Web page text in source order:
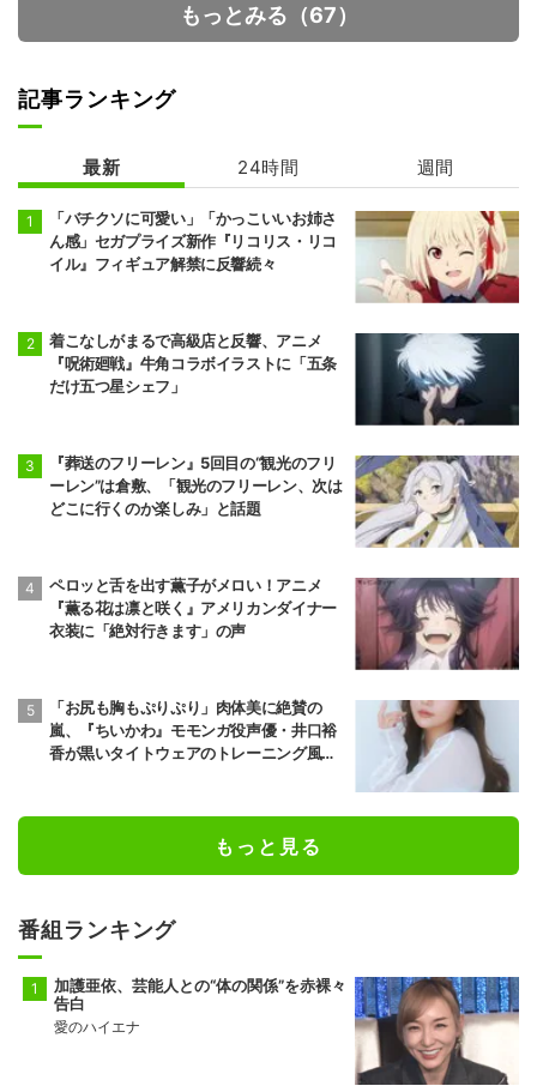
転生したらドラ
ゴンの卵だった
もっとみる（67）
記事ランキング
最新 24時間 週間
「バチクソに可愛い」「かっこいいお姉さ
ん感」セガプライズ新作『リコリス・リコ
イル』フィギュア解禁に反響続々
着こなしがまるで高級店と反響、アニメ
『呪術廻戦』牛角コラボイラストに「五条
だけ五つ星シェフ」
『葬送のフリーレン』5回目の“観光のフリ
ーレン”は倉敷、「観光のフリーレン、次は
どこに行くのか楽しみ」と話題
ペロッと舌を出す薫子がメロい！アニメ
『薫る花は凛と咲く』アメリカンダイナー
衣装に「絶対行きます」の声
「お尻も胸もぷりぷり」肉体美に絶賛の
嵐、『ちいかわ』モモンガ役声優・井口裕
香が黒いタイトウェアのトレーニング風景
もっと見る
番組ランキング
加護亜依、芸能人との“体の関係”を赤裸々
告白
愛のハイエナ